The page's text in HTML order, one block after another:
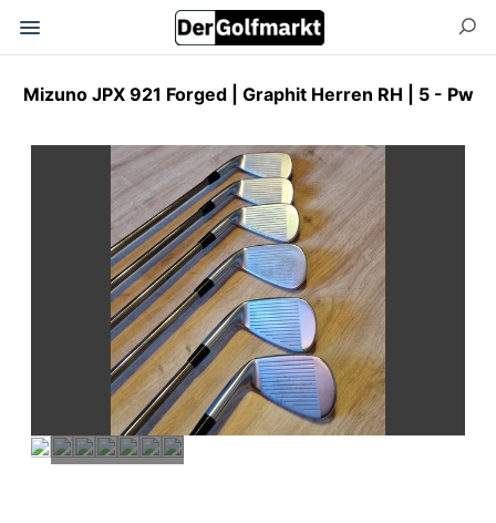
Mizuno JPX 921 Forged | Graphit Herren RH | 5 - Pw